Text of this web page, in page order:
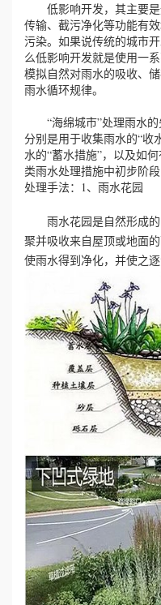
闻
资
质
系
低影响开发，其主要是
传输、截污净化等功能有
污染。如果说传统的城市
么低影响开发就是使用一
模拟自然对雨水的吸收、
雨水循环规律。
“海绵城市”处理雨水的
分别是用于收集雨水的“收
水的“蓄水措施”，以及如
类雨水处理措施中初步阶
处理手法：1、雨水花园
雨水花园是自然形成的
聚并吸收来自屋顶或地面
使雨水得到净化，并使之